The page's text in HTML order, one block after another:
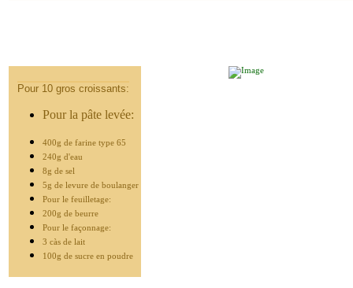
Pour 10 gros croissants:
Pour la pâte levée:
400g de farine type 65
240g d'eau
8g de sel
5g de levure de boulanger
Pour le feuilletage:
200g de beurre
Pour le façonnage:
3 càs de lait
100g de sucre en poudre